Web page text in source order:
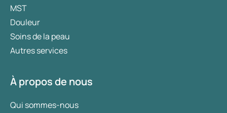
MST
Douleur
Soins de la peau
Autres services
À propos de nous
Qui sommes-nous